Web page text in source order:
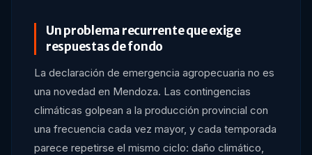
Un problema recurrente que exige
respuestas de fondo
La declaración de emergencia agropecuaria no es
una novedad en Mendoza. Las contingencias
climáticas golpean a la producción provincial con
una frecuencia cada vez mayor, y cada temporada
parece repetirse el mismo ciclo: daño climático,